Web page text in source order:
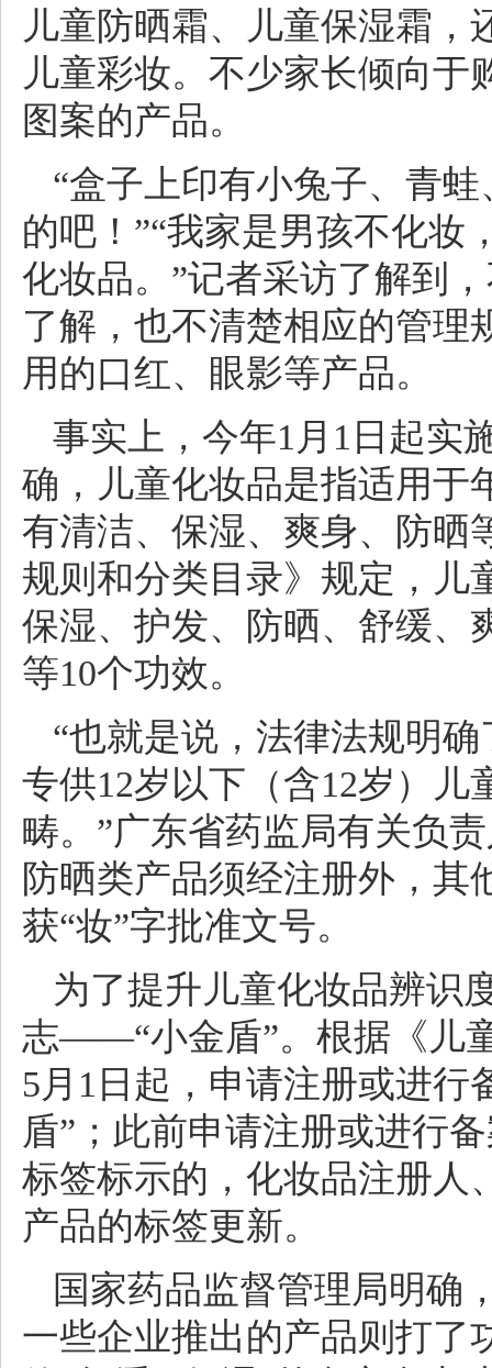
儿童防晒霜、儿童保湿霜
儿童彩妆。不少家长倾向于
图案的产品。
“盒子上印有小兔子、青
的吧！”“我家是男孩不化妆
化妆品。”记者采访了解到
了解，也不清楚相应的管理
用的口红、眼影等产品。
事实上，今年1月1日起实
确，儿童化妆品是指适用于
有清洁、保湿、爽身、防晒
规则和分类目录》规定，儿
保湿、护发、防晒、舒缓、
等10个功效。
“也就是说，法律法规明确
专供12岁以下（含12岁）
畴。”广东省药监局有关负
防晒类产品须经注册外，其
获“妆”字批准文号。
为了提升儿童化妆品辨识
志——“小金盾”。根据《儿
5月1日起，申请注册或进行
盾”；此前申请注册或进行
标签标示的，化妆品注册人
产品的标签更新。
国家药品监督管理局明确
一些企业推出的产品则打了